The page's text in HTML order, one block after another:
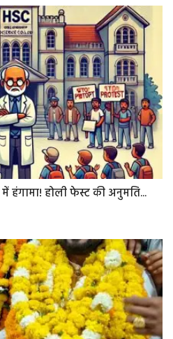
होली फेस्ट की अनुमति...